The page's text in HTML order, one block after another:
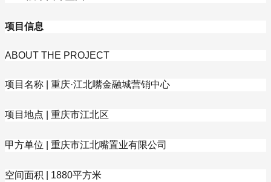
项目信息
ABOUT THE PROJECT
项目名称 | 重庆·江北嘴金融城营销中心
项目地点 | 重庆市江北区
甲方单位 | 重庆市江北嘴置业有限公司
空间面积 | 1880平方米